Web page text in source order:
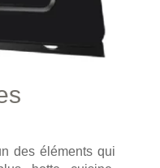
des éléments qui